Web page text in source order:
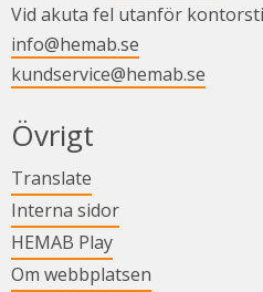
Vid akuta fel utanför
info@hemab.se
kundservice@hemab.se
Övrigt
Translate
Interna sidorLänk till annan
HEMAB PlayLänk till annan
Om webbplatsen